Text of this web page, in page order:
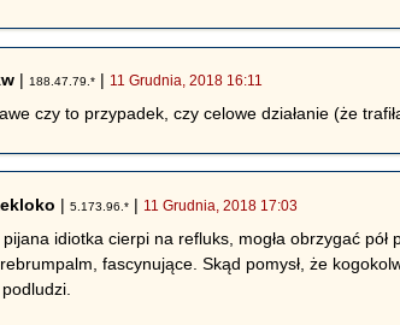
| 188.47.79.* | 11 Grudnia, 2018 16:11
czy to przypadek, czy celowe działanie (że
|5.173.96.* | 11 Grudnia, 2018 17:03
idiotka cierpi na refluks, mogła obrzygać pół
fascynujące. Skąd pomysł, że